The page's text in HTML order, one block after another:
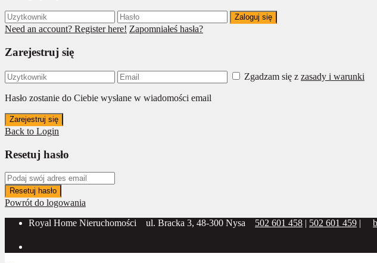
Zaloguj się
Need an account? Register here! Zapomniałeś hasła?
Zarejestruj się
Zgadzam się z zasady i warunki
Hasło zostanie do Ciebie wysłane w wiadomości email
Zarejestruj się
Back to Login
Resetuj hasło
Resetuj hasło
Powrót do logowania
Royal Home Nieruchomości
ul. Bracka 3, 48-300 Nysa 502 601 458 | 502 601 459 |